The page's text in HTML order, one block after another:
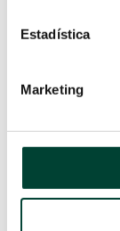
Estadística
Marketing
5